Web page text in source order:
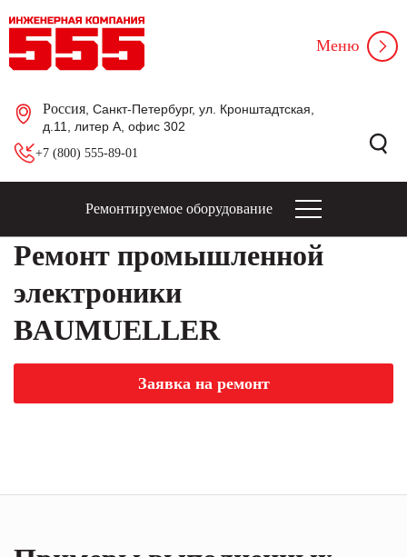
Россия , Санкт-Петербург, ул. Кронштадтская,
д.11, литер А, офис 302
+7 (800) 555-89-01
Меню
Ремонтируемое оборудование
Ремонт промышленной
электроники
BAUMUELLER
Заявка на ремонт